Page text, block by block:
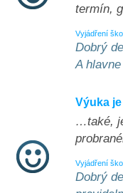
termín,
Vyjádření
Dobrý
A
Výuka
…také,
Vyjádření
Dobrý